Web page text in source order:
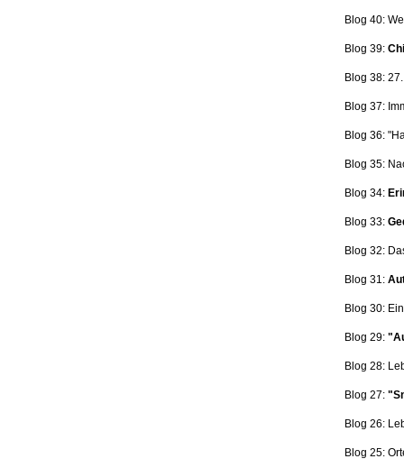
Blog 40:
Blog 39:
Blog 38:
Blog 37:
Blog 36:
Blog 35:
Blog 34:
Blog 33:
Blog 32:
Blog 31:
Blog 30: Ein
Blog 29:
Blog 28:
Blog 27:
Blog 26:
Blog 25: